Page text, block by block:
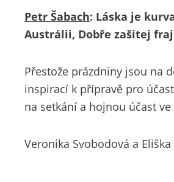
Petr Šabach: Láska je
Austrálii, Dobře zašitej
Přestože prázdniny jsou na
inspirací k přípravě pro
na setkání a hojnou účast
Veronika Svobodová a